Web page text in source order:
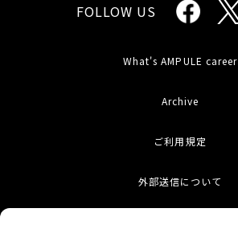
FOLLOW US
What's AMPULE career
Archive
ご利用規定
外部送信について